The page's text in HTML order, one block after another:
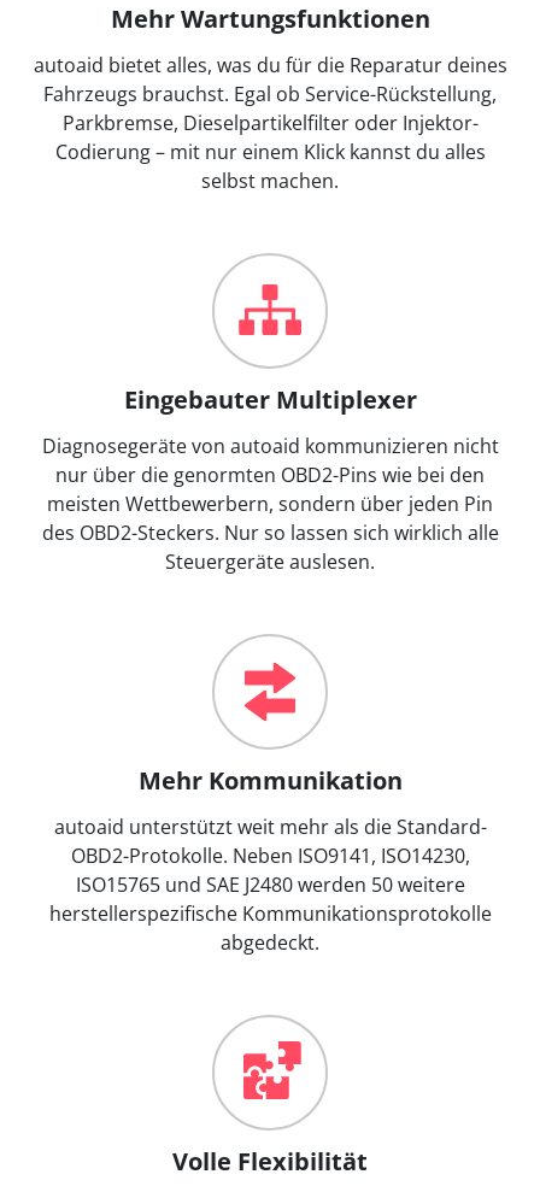
Mehr Wartungsfunktionen
autoaid bietet alles, was du für die Reparatur deines
Fahrzeugs brauchst. Egal ob Service-Rückstellung,
Parkbremse, Dieselpartikelfilter oder Injektor-
Codierung – mit nur einem Klick kannst du alles
selbst machen.
Eingebauter Multiplexer
Diagnosegeräte von autoaid kommunizieren nicht
nur über die genormten OBD2-Pins wie bei den
meisten Wettbewerbern, sondern über jeden Pin
des OBD2-Steckers. Nur so lassen sich wirklich alle
Steuergeräte auslesen.
Mehr Kommunikation
autoaid unterstützt weit mehr als die Standard-
OBD2-Protokolle. Neben ISO9141, ISO14230,
ISO15765 und SAE J2480 werden 50 weitere
herstellerspezifische Kommunikationsprotokolle
abgedeckt.
Volle Flexibilität